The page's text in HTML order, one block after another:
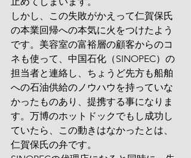
しかし、この失敗がかえって仁賀保氏
の本業回帰への本気に火をつけたよう
です。美容室の富裕層の顧客からのコ
ネも使って、中国石化（SINOPEC）の
担当者と連絡し、ちょうど先方も船舶
への石油供給のノウハウを持っていな
かったものあり、提携する事になりま
す。万博のホットドックでもし成功し
ていたら、この動きはなかったとは、
仁賀保氏の弁です。